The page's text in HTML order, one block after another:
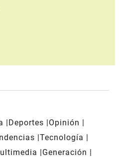
Deportes
Opinión
Tecnología
Generación